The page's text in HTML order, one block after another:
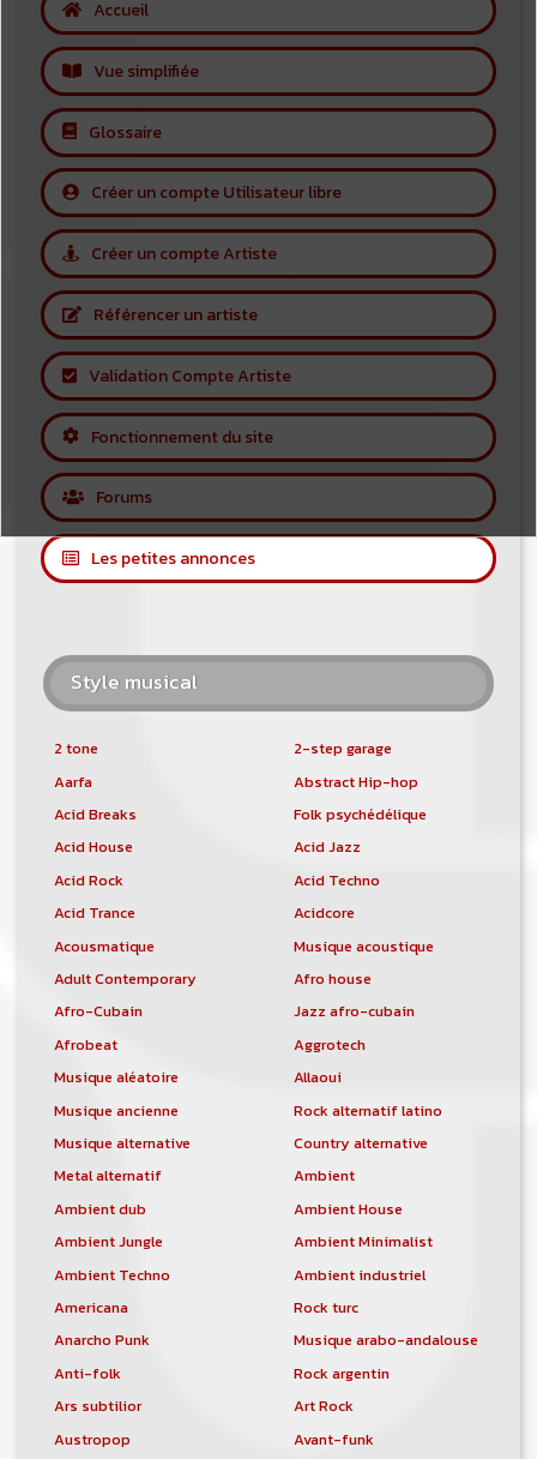
Accueil
Vue simplifiée
Glossaire
Créer un compte Utilisateur libre
Créer un compte Artiste
Référencer un artiste
Validation Compte Artiste
Fonctionnement du site
Forums
Les petites annonces
Style musical
2 tone
2-step garage
Aarfa
Abstract Hip-hop
Acid Breaks
Folk psychédélique
Acid House
Acid Jazz
Acid Rock
Acid Techno
Acid Trance
Acidcore
Acousmatique
Musique acoustique
Adult Contemporary
Afro house
Afro-Cubain
Jazz afro-cubain
Afrobeat
Aggrotech
Musique aléatoire
Allaoui
Musique ancienne
Rock alternatif latino
Musique alternative
Country alternative
Metal alternatif
Ambient
Ambient dub
Ambient House
Ambient Jungle
Ambient Minimalist
Ambient Techno
Ambient industriel
Americana
Rock turc
Anarcho Punk
Musique arabo-andalouse
Anti-folk
Rock argentin
Ars subtilior
Art Rock
Austropop
Avant-funk